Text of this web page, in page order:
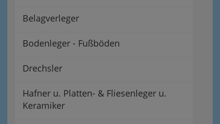
Belagverleger
Bodenleger - Fußböden
Drechsler
Hafner u. Platten- & Fliesenleger u.
Keramiker